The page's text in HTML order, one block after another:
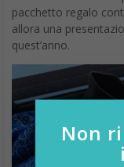
pacchetto regalo
allora una
quest’anno.
Non